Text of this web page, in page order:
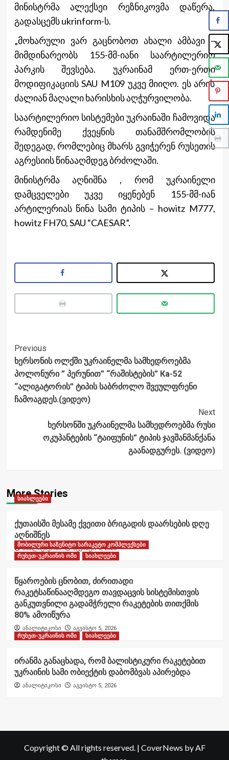
მინისტრმა ალექსეი რეზნიკოვმა დაწერა,
გადასცემს ukrinform-ს.
„მოხარული ვარ გაცნობოთ ახალი ამბავი –
მიმდინარეობს 155-მმ-იანი საარტილერიო
პარკის შევსება. უკრაინამ ერთ-ერთი
მოდიფიკაციის SAU M109 უკვე მიიღო. ეს არის
ძალიან მაღალი ხარისხის აღჭურვილობა.
საარტილერიო სისტემები უკრაინაში ჩამოვიდა
რამდენიმე ქვეყნის თანამშრომლობის
შედეგად, რომლებიც მხარს გვიჭერენ რუსეთის
აგრესიის წინააღმდეგ ბრძოლაში.
მინისტრმა აღნიშნა , რომ უკრაინელი
დამცველები უკვე იყენებენ 155-მმ-იან
არტილერიას წინა სამი ტიპის – howitz M777,
howitz FH70, SAU “CAESAR”.
Post
Navigation
Previous
ხერსონის ოლქში უკრაინელმა სამხედროებმა
პოლონური ” პერუნით” “რაშისტების” Ка-52
“ალიგატორის” ტიპის საბრძოლო შვეულფრენი
ჩამოაგდეს.(ვიდეო)
Next
ხერსონში უკრაინელმა სამხედროებმა რუსი
ოკუპანტების “ტაიფუნის” ტიპის ჯავშანმანქანა
გაანადგურეს. (ვიდეო)
More Stories
სიახლეები
ქუთაისში მესამე ქვეითი ბრიგადის დაარსების დღე
აღნიშნეს
ანალიტიკოსი აგვისტო 6, 2026
მობილური საზენიტო სარაკეტო კომპლექსები
რუსეთ-უკრაინის ომი
სიახლეები
წყაროების ცნობით, ძირითადი
რაკეტსაწინააღმდეგო თავდაცვის სისტემისთვის
განკუთვნილი გადამჭრელი რაკეტების თითქმის
80% ამოიწურა
ანალიტიკოსი
აგვისტო 5, 2026
რუსეთ-უკრაინის ომი
სიახლეები
ირანმა განაცხადა, რომ ბალისტიკური რაკეტებით
უკრაინის სამი ობიექტის დაბომბვას აპირებდა
ანალიტიკოსი აგვისტო 5, 2026
Copyright © All rights reserved. | CoverNews by AF